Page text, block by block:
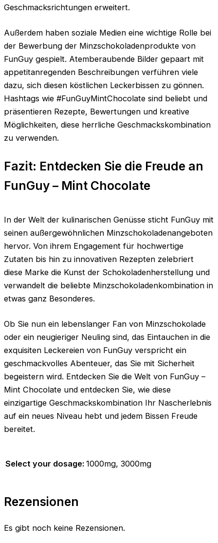
Geschmacksrichtungen erweitert.
Außerdem haben soziale Medien eine wichtige Rolle bei
der Bewerbung der Minzschokoladenprodukte von
FunGuy gespielt. Atemberaubende Bilder gepaart mit
appetitanregenden Beschreibungen verführen viele
dazu, sich diesen köstlichen Leckerbissen zu gönnen.
Hashtags wie #FunGuyMintChocolate sind beliebt und
präsentieren Rezepte, Bewertungen und kreative
Möglichkeiten, diese herrliche Geschmackskombination
zu verwenden.
Fazit: Entdecken Sie die Freude an
FunGuy – Mint Chocolate
In der Welt der kulinarischen Genüsse sticht FunGuy mit
seinen außergewöhnlichen Minzschokoladenangeboten
hervor. Von ihrem Engagement für hochwertige
Zutaten bis hin zu innovativen Rezepten zelebriert
diese Marke die Kunst der Schokoladenherstellung und
verwandelt die beliebte Minzschokoladenkombination in
etwas ganz Besonderes.
Ob Sie nun ein lebenslanger Fan von Minzschokolade
oder ein neugieriger Neuling sind, das Eintauchen in die
exquisiten Leckereien von FunGuy verspricht ein
geschmackvolles Abenteuer, das Sie mit Sicherheit
begeistern wird. Entdecken Sie die Welt von FunGuy –
Mint Chocolate und entdecken Sie, wie diese
einzigartige Geschmackskombination Ihr Nascherlebnis
auf ein neues Niveau hebt und jedem Bissen Freude
bereitet.
Select your dosage: 1000mg, 3000mg
Rezensionen
Es gibt noch keine Rezensionen.